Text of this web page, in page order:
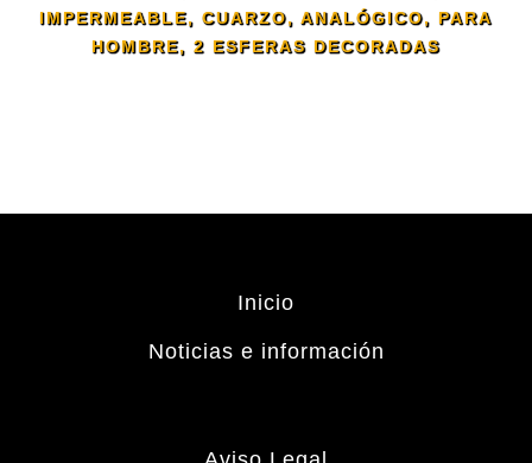
IMPERMEABLE, CUARZO, ANALÓGICO, PARA
HOMBRE, 2 ESFERAS DECORADAS
Inicio
Noticias e información